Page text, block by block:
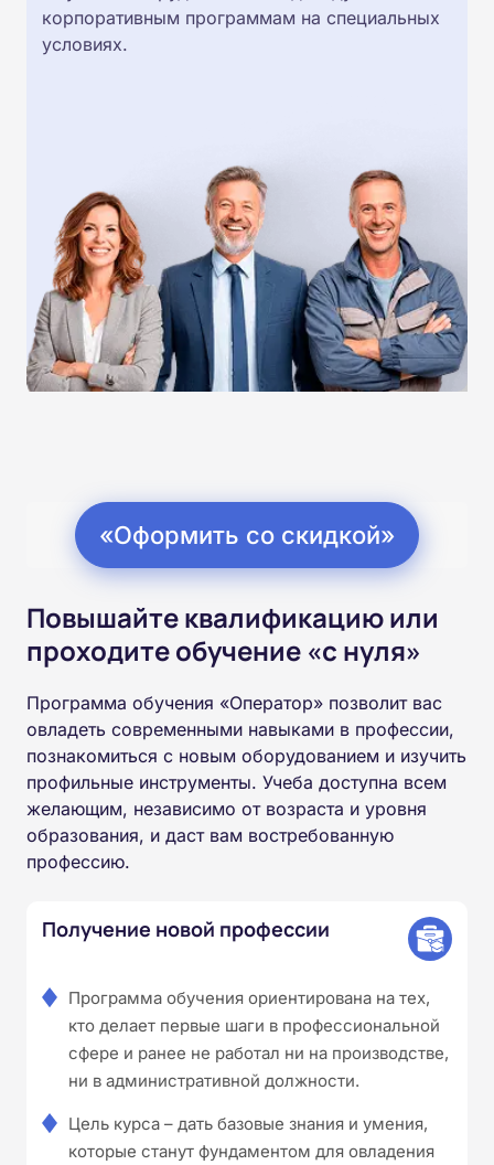
корпоративным программам на специальных
условиях.
«Оформить со скидкой»
Повышайте квалификацию или
проходите обучение «с нуля»
Программа обучения «Оператор» позволит вас
овладеть современными навыками в профессии,
познакомиться с новым оборудованием и изучить
профильные инструменты. Учеба доступна всем
желающим, независимо от возраста и уровня
образования, и даст вам востребованную
профессию.
Получение новой профессии
Программа обучения ориентирована на тех,
кто делает первые шаги в профессиональной
сфере и ранее не работал ни на производстве,
ни в административной должности.
Цель курса – дать базовые знания и умения,
которые станут фундаментом для овладения